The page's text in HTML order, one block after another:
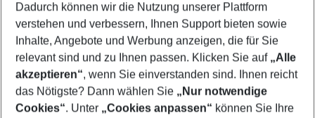
Who will travel
2 adults No children
Show more filter
Dadurch können wir die Nutzung unserer Plattform
verstehen und verbessern, Ihnen Support bieten sowie
Inhalte, Angebote und Werbung anzeigen, die für Sie
relevant sind und zu Ihnen passen. Klicken Sie auf „Alle
akzeptieren“, wenn Sie einverstanden sind. Ihnen reicht
das Nötigste? Dann wählen Sie „Nur notwendige
Cookies“. Unter „Cookies anpassen“ können Sie Ihre